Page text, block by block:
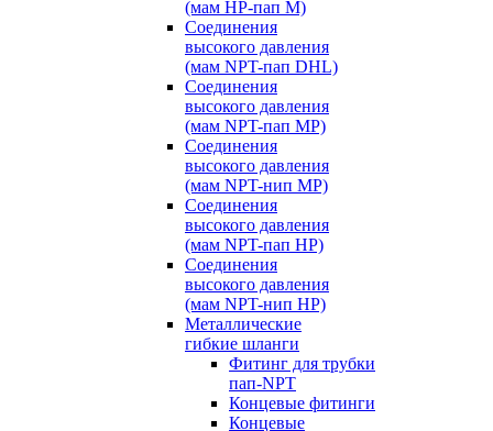
(мам HP-пап M)
Соединения
высокого давления
(мам NPT-пап DHL)
Соединения
высокого давления
(мам NPT-пап MP)
Соединения
высокого давления
(мам NPT-нип MP)
Соединения
высокого давления
(мам NPT-пап HP)
Соединения
высокого давления
(мам NPT-нип HP)
Металлические
гибкие шланги
Фитинг для трубки
пап-NPT
Концевые фитинги
Концевые